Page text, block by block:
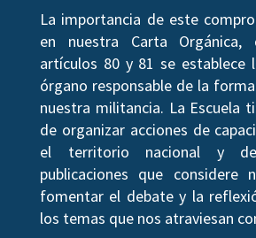
La importancia de este
en nuestra Carta
artículos 80 y 81 se establece
órgano responsable de la
nuestra militancia. La Escuela
de organizar acciones de
el territorio nacional y
publicaciones que considere
fomentar el debate y la
los temas que nos atraviesan